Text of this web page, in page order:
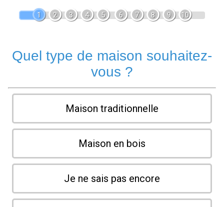
1 2 3 4 5 6 7 8 9 10
Quel type de maison souhaitez-
vous ?
Maison traditionnelle
Maison en bois
Je ne sais pas encore